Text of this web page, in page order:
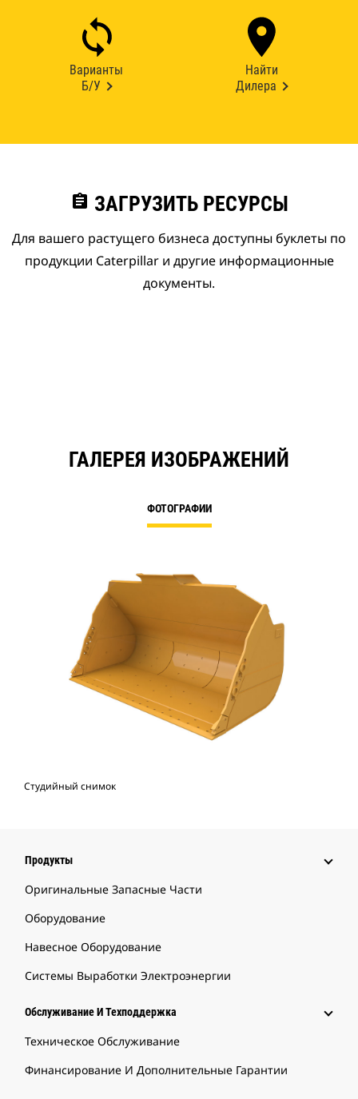
Варианты
Б/У
Найти
Дилера
assignment ЗАГРУЗИТЬ РЕСУРСЫ
Для вашего растущего бизнеса доступны буклеты по
продукции Caterpillar и другие информационные
документы.
ГАЛЕРЕЯ ИЗОБРАЖЕНИЙ
ФОТОГРАФИИ
Студийный снимок
Продукты
Оригинальные Запасные Части
Оборудование
Навесное Оборудование
Системы Выработки Электроэнергии
Обслуживание И Техподдержка
Техническое Обслуживание
Финансирование И Дополнительные Гарантии